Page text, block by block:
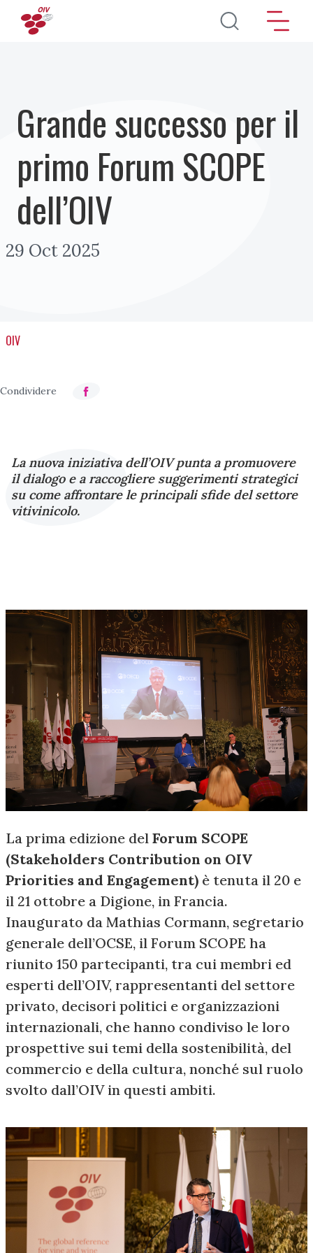
Salta al contenuto principale
Grande successo per il
primo Forum SCOPE
dell’OIV
29 Oct 2025
OIV
La nuova iniziativa dell’OIV punta a promuovere
il dialogo e a raccogliere suggerimenti strategici
su come affrontare le principali sfide del settore
vitivinicolo.
La prima edizione del Forum SCOPE
(Stakeholders Contribution on OIV
Priorities and Engagement) è tenuta il 20 e
il 21 ottobre a Digione, in Francia.
Inaugurato da Mathias Cormann, segretario
generale dell’OCSE, il Forum SCOPE ha
riunito 150 partecipanti, tra cui membri ed
esperti dell’OIV, rappresentanti del settore
privato, decisori politici e organizzazioni
internazionali, che hanno condiviso le loro
prospettive sui temi della sostenibilità, del
commercio e della cultura, nonché sul ruolo
svolto dall’OIV in questi ambiti.